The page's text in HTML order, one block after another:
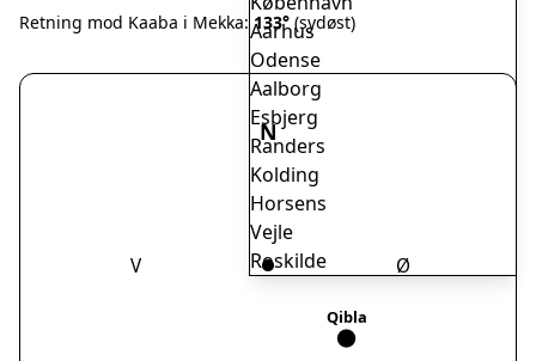
Aarhus
Odense
Aalborg
Esbjerg
Randers
Kolding
Horsens
Vejle
Roskilde
Helsingør
Hørsholm
Retning mod Kaaba i Mekka: 133°(sydøst)
N
Ø
V
Qibla